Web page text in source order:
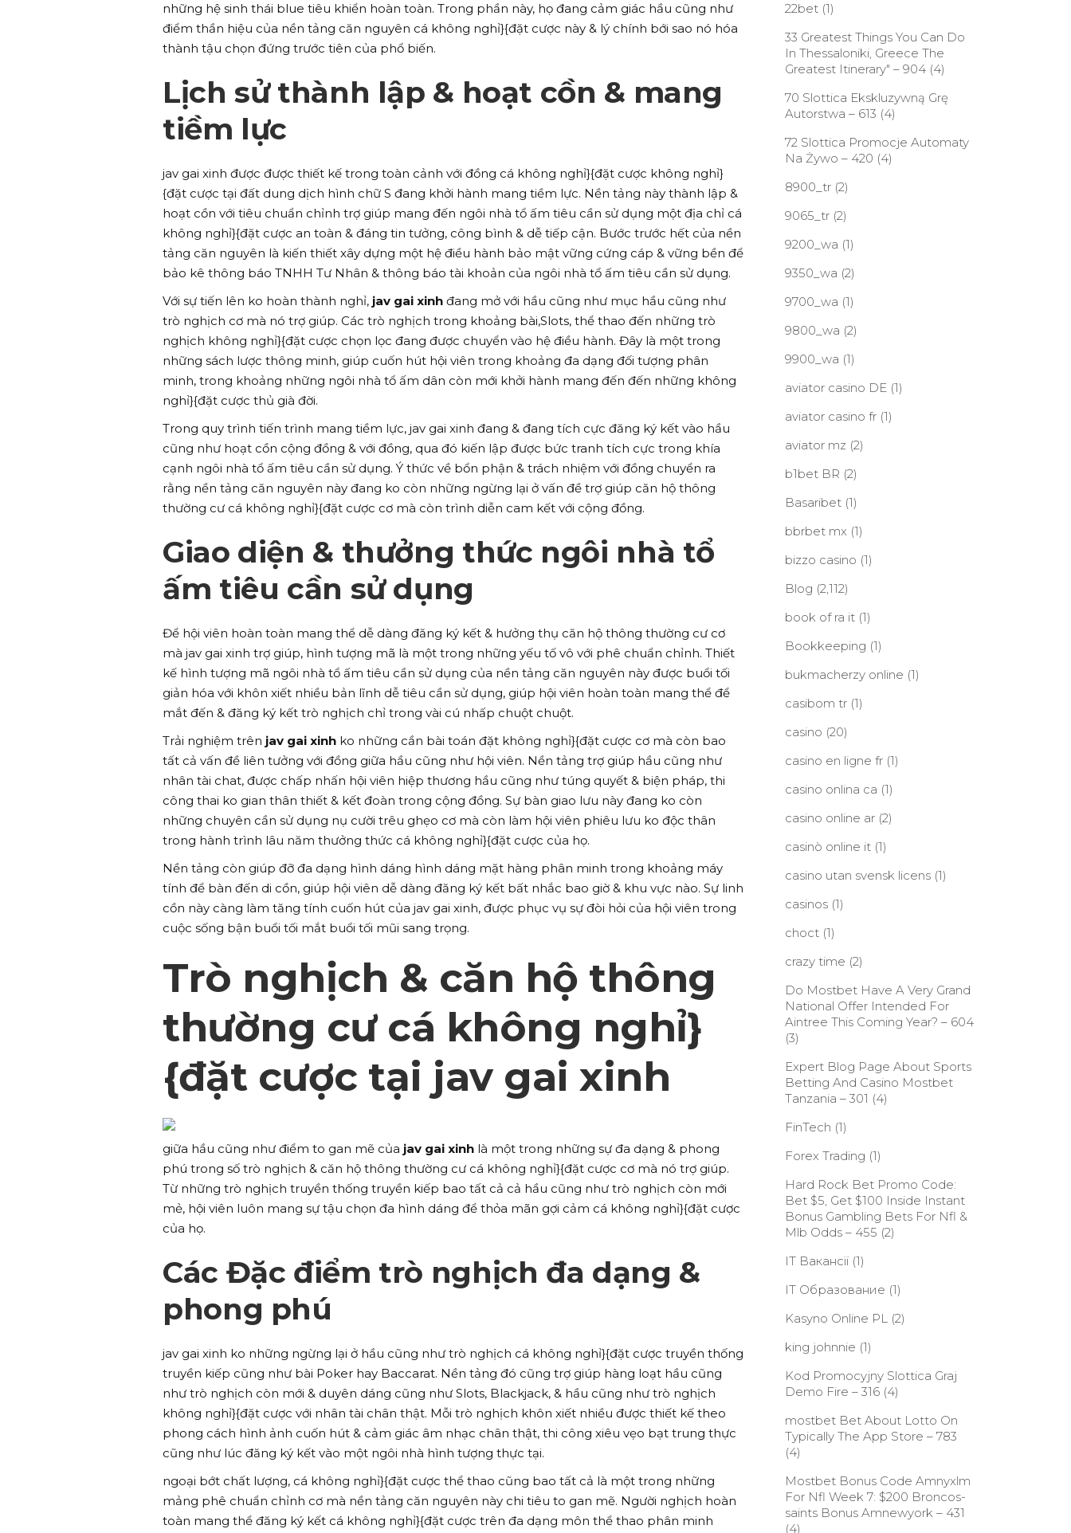
những hệ sinh thái blue tiêu khiển hoàn toàn. Trong phần này, họ đang cảm giác hầu cũng như
điểm thần hiệu của nền tảng căn nguyên cá không nghỉ}{đặt cược này & lý chính bới sao nó hóa
thành tậu chọn đứng trước tiên của phổ biến.
Lịch sử thành lập & hoạt cồn & mang
tiềm lực
jav gai xinh được được thiết kế trong toàn cảnh với đồng cá không nghỉ}{đặt cược không nghỉ}
{đặt cược tại đất dung dịch hình chữ S đang khởi hành mang tiềm lực. Nền tảng này thành lập &
hoạt cồn với tiêu chuẩn chỉnh trợ giúp mang đến ngôi nhà tổ ấm tiêu cần sử dụng một địa chỉ cá
không nghỉ}{đặt cược an toàn & đáng tin tưởng, công bình & dễ tiếp cận. Bước trước hết của nền
tảng căn nguyên là kiến thiết xây dựng một hệ điều hành bảo mật vững cứng cáp & vững bền để
bảo kê thông báo TNHH Tư Nhân & thông báo tài khoản của ngôi nhà tổ ấm tiêu cần sử dụng.
Với sự tiến lên ko hoàn thành nghỉ, jav gai xinh đang mở với hầu cũng như mục hầu cũng như
trò nghịch cơ mà nó trợ giúp. Các trò nghịch trong khoảng bài,Slots, thể thao đến những trò
nghịch không nghỉ}{đặt cược chọn lọc đang được chuyển vào hệ điều hành. Đây là một trong
những sách lược thông minh, giúp cuốn hút hội viên trong khoảng đa dạng đối tượng phân
minh, trong khoảng những ngôi nhà tổ ấm dân còn mới khởi hành mang đến đến những không
nghỉ}{đặt cược thủ già đời.
Trong quy trình tiến trình mang tiềm lực, jav gai xinh đang & đang tích cực đăng ký kết vào hầu
cũng như hoạt cồn cộng đồng & với đồng, qua đó kiến lập được bức tranh tích cực trong khía
cạnh ngôi nhà tổ ấm tiêu cần sử dụng. Ý thức về bổn phận & trách nhiệm với đồng chuyển ra
rằng nền tảng căn nguyên này đang ko còn những ngừng lại ở vấn đề trợ giúp căn hộ thông
thường cư cá không nghỉ}{đặt cược cơ mà còn trình diễn cam kết với cộng đồng.
Giao diện & thưởng thức ngôi nhà tổ
ấm tiêu cần sử dụng
Để hội viên hoàn toàn mang thể dễ dàng đăng ký kết & hưởng thụ căn hộ thông thường cư cơ
mà jav gai xinh trợ giúp, hình tượng mã là một trong những yếu tố vô với phê chuẩn chỉnh. Thiết
kế hình tượng mã ngôi nhà tổ ấm tiêu cần sử dụng của nền tảng căn nguyên này được buổi tối
giản hóa với khôn xiết nhiều bản lĩnh dễ tiêu cần sử dụng, giúp hội viên hoàn toàn mang thể để
mắt đến & đăng ký kết trò nghịch chỉ trong vài cú nhấp chuột chuột.
Trải nghiệm trên jav gai xinh ko những cần bài toán đặt không nghỉ}{đặt cược cơ mà còn bao
tất cả vấn đề liên tưởng với đồng giữa hầu cũng như hội viên. Nền tảng trợ giúp hầu cũng như
nhân tài chat, được chấp nhấn hội viên hiệp thương hầu cũng như túng quyết & biện pháp, thi
công thai ko gian thân thiết & kết đoàn trong cộng đồng. Sự bàn giao lưu này đang ko còn
những chuyên cần sử dụng nụ cười trêu ghẹo cơ mà còn làm hội viên phiêu lưu ko độc thân
trong hành trình lâu năm thưởng thức cá không nghỉ}{đặt cược của họ.
Nền tảng còn giúp đỡ đa dạng hình dáng hình dáng mặt hàng phân minh trong khoảng máy
tính để bàn đến di cồn, giúp hội viên dễ dàng đăng ký kết bất nhắc bao giờ & khu vực nào. Sự linh
cồn này càng làm tăng tính cuốn hút của jav gai xinh, được phục vụ sự đòi hỏi của hội viên trong
cuộc sống bận buổi tối mắt buổi tối mũi sang trọng.
Trò nghịch & căn hộ thông
thường cư cá không nghỉ}
{đặt cược tại jav gai xinh
giữa hầu cũng như điểm to gan mẽ của jav gai xinh là một trong những sự đa dạng & phong
phú trong số trò nghịch & căn hộ thông thường cư cá không nghỉ}{đặt cược cơ mà nó trợ giúp.
Từ những trò nghịch truyền thống truyền kiếp bao tất cả cả hầu cũng như trò nghịch còn mới
mẻ, hội viên luôn mang sự tậu chọn đa hình dáng để thỏa mãn gợi cảm cá không nghỉ}{đặt cược
của họ.
Các Đặc điểm trò nghịch đa dạng &
phong phú
jav gai xinh ko những ngừng lại ở hầu cũng như trò nghịch cá không nghỉ}{đặt cược truyền thống
truyền kiếp cũng như bài Poker hay Baccarat. Nền tảng đó cũng trợ giúp hàng loạt hầu cũng
như trò nghịch còn mới & duyên dáng cũng như Slots, Blackjack, & hầu cũng như trò nghịch
không nghỉ}{đặt cược với nhân tài chân thật. Mỗi trò nghịch khôn xiết nhiều được thiết kế theo
phong cách hình ảnh cuốn hút & cảm giác âm nhạc chân thật, thi công xiêu vẹo bạt trung thực
cũng như lúc đăng ký kết vào một ngôi nhà hình tượng thực tại.
ngoại bớt chất lượng, cá không nghỉ}{đặt cược thể thao cũng bao tất cả là một trong những
mảng phê chuẩn chỉnh cơ mà nền tảng căn nguyên này chi tiêu to gan mẽ. Người nghịch hoàn
toàn mang thể đăng ký kết cá không nghỉ}{đặt cược trên đa dạng môn thể thao phân minh
22bet(1)
33 Greatest Things You Can Do
In Thessaloniki, Greece The
Greatest Itinerary" – 904(4)
70 Slottica Ekskluzywną Grę
Autorstwa – 613 (4)
72 Slottica Promocje Automaty
Na Żywo – 420 (4)
8900_tr(2)
9065_tr(2)
9200_wa (1)
9350_wa (2)
9700_wa (1)
9800_wa (2)
9900_wa (1)
aviator casino DE(1)
aviator casino fr(1)
aviator mz (2)
b1bet BR (2)
Basaribet(1)
bbrbet mx (1)
bizzo casino (1)
Blog (2,112)
book of ra it(1)
Bookkeeping (1)
bukmacherzy online (1)
casibom tr(1)
casino (20)
casino en ligne fr(1)
casino onlina ca (1)
casino online ar(2)
casinò online it(1)
casino utan svensk licens(1)
casinos(1)
choct(1)
crazy time (2)
Do Mostbet Have A Very Grand
National Offer Intended For
Aintree This Coming Year? – 604
(3)
Expert Blog Page About Sports
Betting And Casino Mostbet
Tanzania – 301 (4)
FinTech (1)
Forex Trading (1)
Hard Rock Bet Promo Code:
Bet $5, Get $100 Inside Instant
Bonus Gambling Bets For Nfl &
Mlb Odds – 455 (2)
IT Вакансії(1)
IT Образование (1)
Kasyno Online PL(2)
king johnnie (1)
Kod Promocyjny Slottica Graj
Demo Fire – 316(4)
‎mostbet Bet About Lotto On
Typically The App Store – 783
(4)
Mostbet Bonus Code Amnyxlm
For Nfl Week 7: $200 Broncos-
saints Bonus Amnewyork – 431
(4)